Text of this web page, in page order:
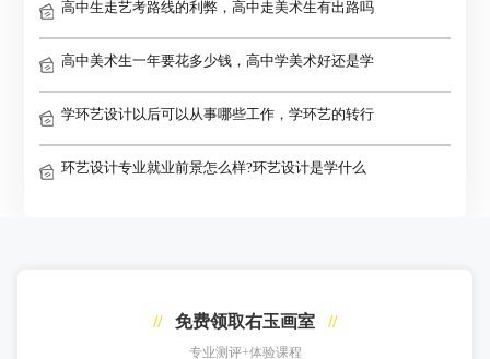
高中生走艺考路线的利弊，高中走美术生有出路吗
高中美术生一年要花多少钱，高中学美术好还是学
学环艺设计以后可以从事哪些工作，学环艺的转行
环艺设计专业就业前景怎么样?环艺设计是学什么
// 免费领取右玉画室 //
专业测评+体验课程